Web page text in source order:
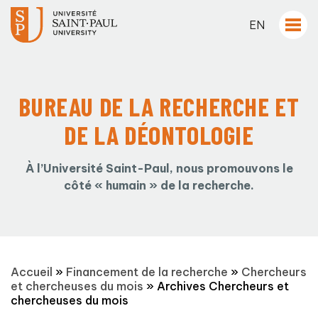
EN
BUREAU DE LA RECHERCHE ET
DE LA DÉONTOLOGIE
À l’Université Saint-Paul, nous promouvons le
côté « humain » de la recherche.
Accueil » Financement de la recherche » Chercheurs
et chercheuses du mois » Archives Chercheurs et
chercheuses du mois